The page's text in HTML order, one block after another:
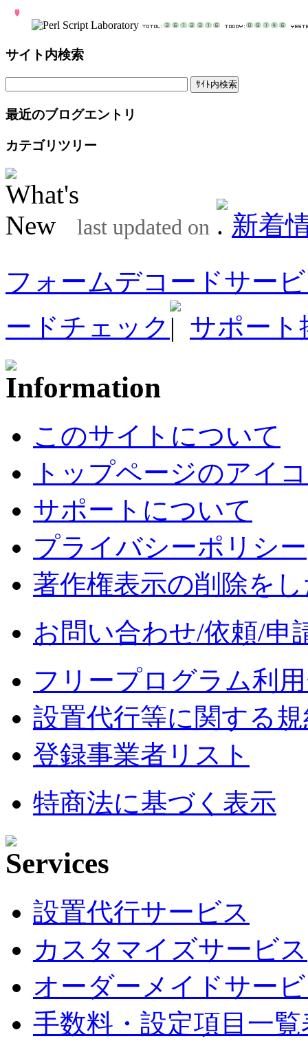
サイト内検索
最近のブログエントリ
カテゴリツリー
last updated on
新着
フォームデコードサー
ードチェック
サポート
このサイトについて
トップページのアイ
サポートについて
プライバシーポリシー
著作権表示の削除を
お問い合わせ/依頼/申
フリープログラム利
設置代行等に関する
登録事業者リスト
特商法に基づく表示
設置代行サービス
カスタマイズサービス
オーダーメイドサー
手数料・設定項目一覧